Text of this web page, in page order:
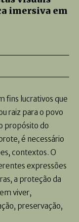
imersiva em
fins lucrativos que
raiz para o povo
propósito do
é necessário
contextos. O
expressões
a proteção da
viver,
preservação,